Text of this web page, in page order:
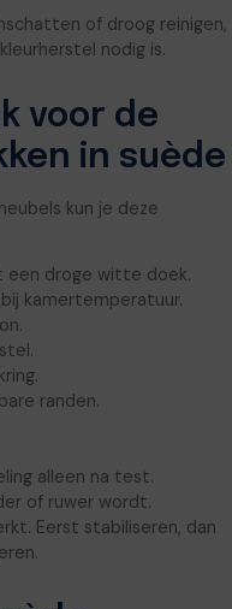
of droog reinigen,
nodig is.
voor de
in suède
kun je deze
droge witte doek.
kamertemperatuur.
randen.
alleen na test.
of ruwer wordt.
Eerst stabiliseren, dan